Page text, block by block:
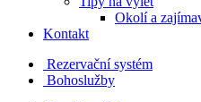
Okolí a
Kontakt
Rezervační systém
Bohoslužby